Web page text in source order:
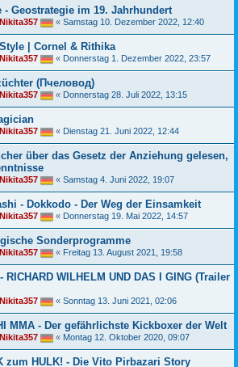
- Geostrategie im 19. Jahrhundert
Nikita357 « Samstag 10. Dezember 2022, 12:40
| Cornel & Rithika
Nikita357 « Donnerstag 1. Dezember 2022, 23:57
(Пчеловод)
Nikita357 « Donnerstag 28. Juli 2022, 13:15
Nikita357 « Dienstag 21. Juni 2022, 12:44
über das Gesetz der Anziehung gelesen,
Nikita357 « Samstag 4. Juni 2022, 19:07
- Dokkodo - Der Weg der Einsamkeit
Nikita357 « Donnerstag 19. Mai 2022, 14:57
Sonderprogramme
Nikita357 « Freitag 13. August 2021, 19:58
RICHARD WILHELM UND DAS I GING (Trailer
Nikita357 « Sonntag 13. Juni 2021, 02:06
MMA - Der gefährlichste Kickboxer der Welt
Nikita357 « Montag 12. Oktober 2020, 09:07
zum HULK! - Die Vito Pirbazari Story